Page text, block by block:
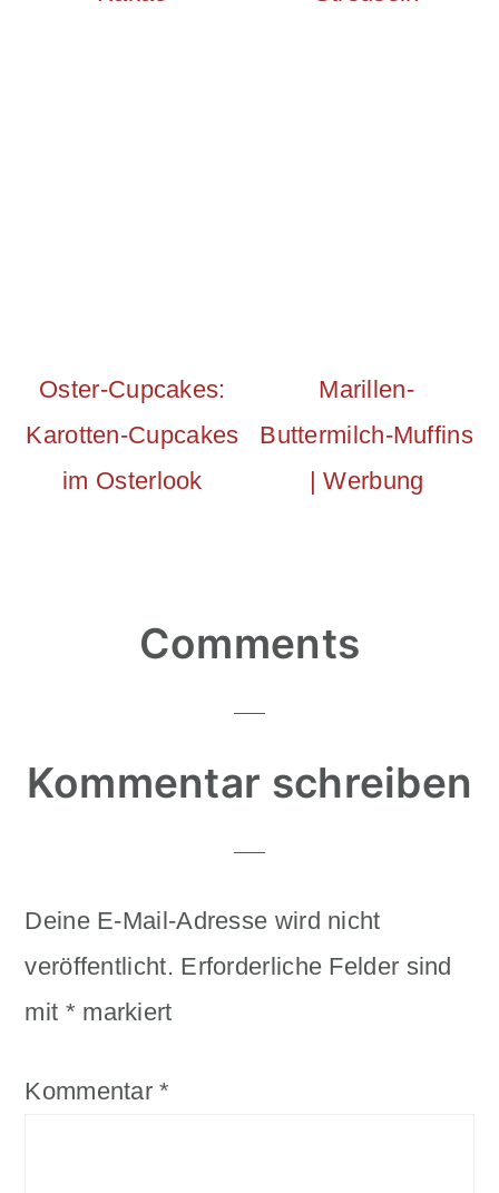
Oster-Cupcakes:
Karotten-Cupcakes
im Osterlook
Marillen-
Buttermilch-Muffins
| Werbung
ReaderComments
Kommentar schreiben
Deine E-Mail-Adresse wird nicht
veröffentlicht. Erforderliche Felder sind
mit * markiert
Kommentar*